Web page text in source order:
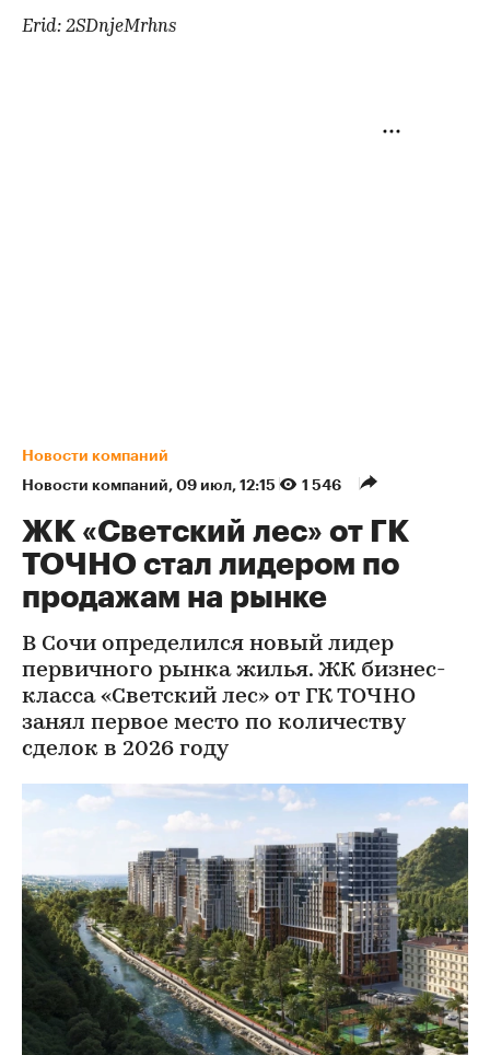
Erid: 2SDnjeMrhns
Новости компаний
Новости компаний⁠, 09 июл, 12:15 1 546
ЖК «Светский лес» от ГК
ТОЧНО стал лидером по
продажам на рынке
В Сочи определился новый лидер
первичного рынка жилья. ЖК бизнес-
класса «Светский лес» от ГК ТОЧНО
занял первое место по количеству
сделок в 2026 году